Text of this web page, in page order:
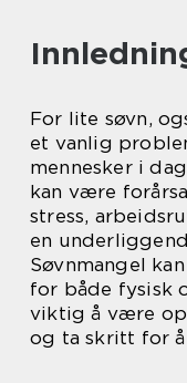
For lite søvn,
et vanlig
mennesker i
kan være
stress,
en
Søvnmangel
for både fysisk
viktig å være
og ta skritt for